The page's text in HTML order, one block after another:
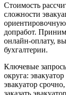
Стоимость
сложности
допработ.
онлайн-оплату,
бухгалтерии.
Ключевые
округа:
эвакуатор
заказать